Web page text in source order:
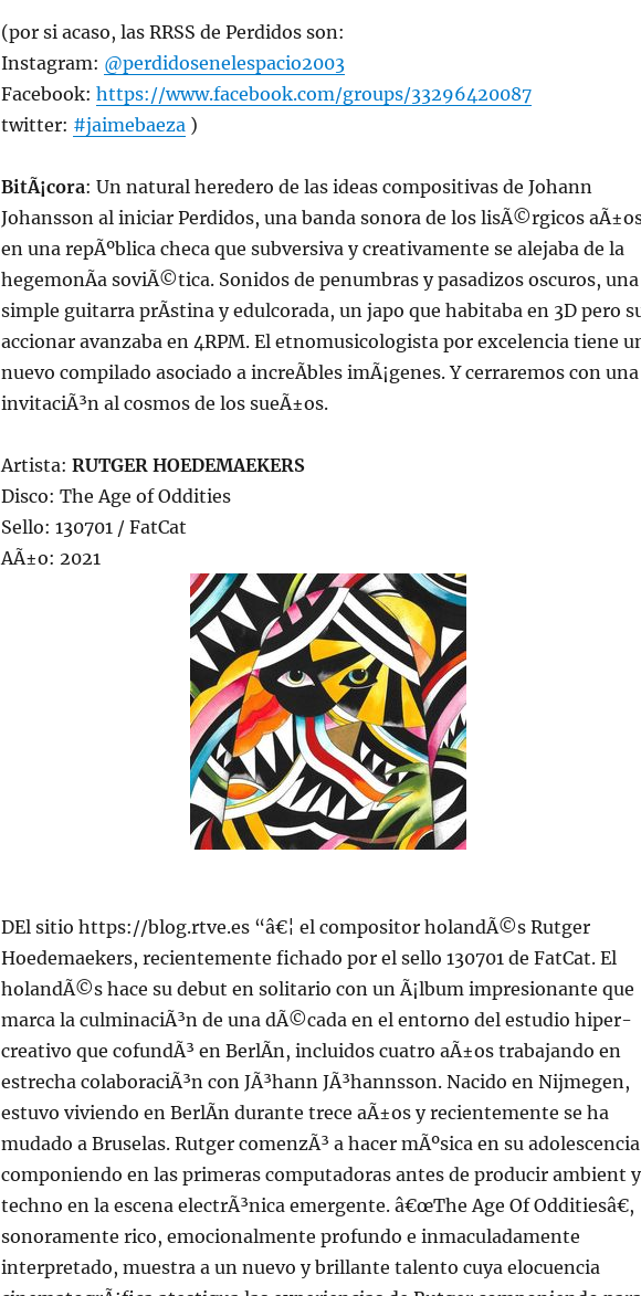
(por si acaso, las RRSS de Perdidos son:
Instagram: @perdidosenelespacio2003
Facebook: https://www.facebook.com/groups/33296420087
twitter: #jaimebaeza )
BitÃ¡cora: Un natural heredero de las ideas compositivas de Johann
Johansson al iniciar Perdidos, una banda sonora de los lisÃ©rgicos
en una repÃºblica checa que subversiva y creativamente se alejaba de la
hegemonÃ­a soviÃ©tica. Sonidos de penumbras y pasadizos oscuros, una
simple guitarra prÃ­stina y edulcorada, un japo que habitaba en 3D pero
accionar avanzaba en 4RPM. El etnomusicologista por excelencia tiene
nuevo compilado asociado a increÃ­bles imÃ¡genes. Y cerraremos con una
invitaciÃ³n al cosmos de los sueÃ±os.
Artista: RUTGER HOEDEMAEKERS
Disco: The Age of Oddities
Sello: 130701 / FatCat
AÃ±o: 2021
DEl sitio https://blog.rtve.es “â€¦ el compositor holandÃ©s Rutger
Hoedemaekers, recientemente fichado por el sello 130701 de FatCat. El
holandÃ©s hace su debut en solitario con un Ã¡lbum impresionante que
marca la culminaciÃ³n de una dÃ©cada en el entorno del estudio hiper-
creativo que cofundÃ³ en BerlÃ­n, incluidos cuatro aÃ±os trabajando en
estrecha colaboraciÃ³n con JÃ³hann JÃ³hannsson. Nacido en Nijmegen,
estuvo viviendo en BerlÃ­n durante trece aÃ±os y recientemente se ha
mudado a Bruselas. Rutger comenzÃ³ a hacer mÃºsica en su
componiendo en las primeras computadoras antes de producir ambient y
techno en la escena electrÃ³nica emergente. â€œThe Age Of Odditiesâ€,
sonoramente rico, emocionalmente profundo e inmaculadamente
interpretado, muestra a un nuevo y brillante talento cuya elocuencia